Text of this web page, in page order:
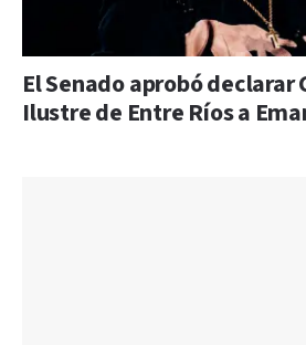
El Senado aprobó declarar
Ilustre de Entre Ríos a